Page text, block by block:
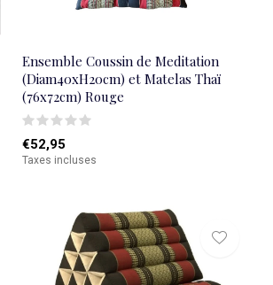
Ensemble Coussin de Meditation
(Diam40xH20cm) et Matelas Thaï
(76x72cm) Rouge
€52,95
Taxes incluses